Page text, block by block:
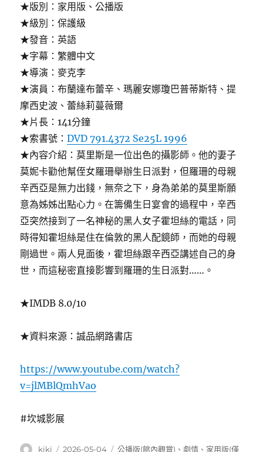
★版別：家用版、公播版
★級別：保護級
★發音：英語
★字幕：繁體中文
★導演：麥克李
★演員：布蘭達布蕾辛、瑪麗安娜瓊巴普蒂斯特、提
摩西史波、蕾絲莉蔓薇爾
★片長：141分鐘
★索書號：DVD 791.4372 Se25L 1996
★內容介紹：莫里斯是一位出色的攝影師。他的妻子
莫妮卡勸他幫侄女羅珊舉辦生日派對，但羅珊的母親
辛西亞是無力出錢，無奈之下，身為弟弟的莫里斯願
意為姊姊出點心力。在籌備生日宴會的過程中，辛西
亞突然接到了一名神秘的黑人女子霍坦絲的電話，同
時得知霍坦絲是住在倫敦的黑人配鏡師，而她的母親
剛過世。兩人見面後，霍坦絲跟辛西亞講述自己的身
世，而這秘密直接影響到羅珊的生日派對……。
★IMDB 8.0/10
★資料來源：誠品網路書店
https://www.youtube.com/watch?
v=jlMBlQmhVao
#坎城影展
作
kiki
發
2026-05-04
分
公播版(館內觀賞) 、 劇情 、 家用版(僅